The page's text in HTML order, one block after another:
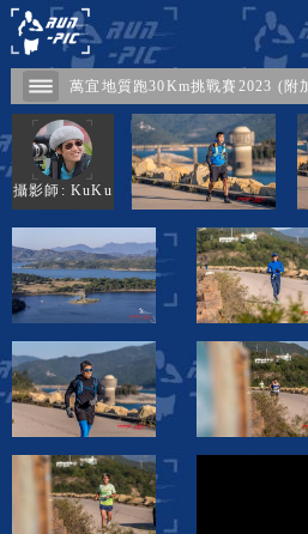
萬宜地質跑30Km挑戰賽2023 (附
攝影師: KuKu